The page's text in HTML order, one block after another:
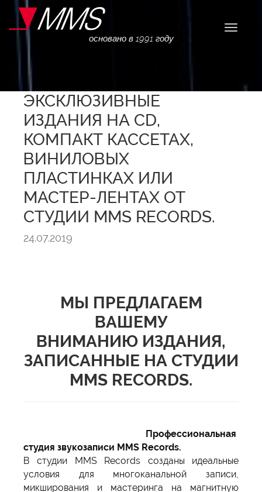
основано в 1991 году
ЭКСКЛЮЗИВНЫЕ
ИЗДАНИЯ НА CD,
КОМПАКТ КАССЕТАХ,
ВИНИЛОВЫХ
ПЛАСТИНКАХ ИЛИ
MАСТЕР-ЛЕНТАХ ОТ
СТУДИИ MMS RECORDS.
24.07.2019
МЫ ПРЕДЛАГАЕМ
ВАШЕМУ
ВНИМАНИЮ ИЗДАНИЯ,
ЗАПИСАННЫЕ НА СТУДИИ
MMS RECORDS.
Профессиональная
студия звукозаписи MMS Records.
В студии MMS Records созданы идеальные
условия для многоканальной записи,
микширования и мастеринга на магнитную